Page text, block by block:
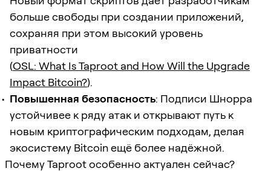
больше свободы при создании приложений,
сохраняя при этом высокий уровень
приватности
(OSL: What Is Taproot and How Will the Upgrade
Impact Bitcoin?).
Повышенная безопасность: Подписи Шнорра
устойчивее к ряду атак и открывают путь к
новым криптографическим подходам, делая
экосистему Bitcoin ещё более надёжной.
Почему Taproot особенно актуален сейчас?